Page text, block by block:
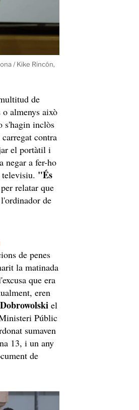
/ Kike Rincón,
de
o almenys això
s'hagin inclòs
contra
el portàtil i
negar a fer-ho
"És
relatar que
de
de penes
la matinada
que era
eren
Dobrowolski el
Públic
sumaven
13, i un any
de